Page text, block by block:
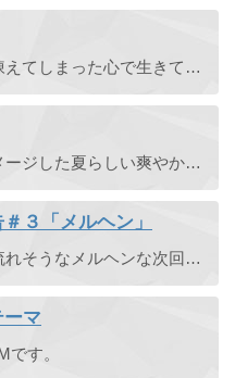
冷たくあしらわれて、冷たく凍えてしまった心で生きていく女の子の物語。
青々とした森を息づかいをイメージした夏らしい爽やかな曲です。
３「メルヘン」
アニメの次回予告のシーンで流れそうなメルヘンな次回予告のフリーBGM素材です。魔法使い系アニメの次回予告に。
ーマ
す。